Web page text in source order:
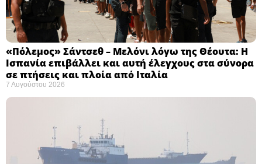
«Πόλεμος» Σάντσεθ – Μελόνι λόγω της Θέουτα: Η
Ισπανία επιβάλλει και αυτή έλεγχους στα σύνορα
σε πτήσεις και πλοία από Ιταλία
7 Αυγούστου 2026